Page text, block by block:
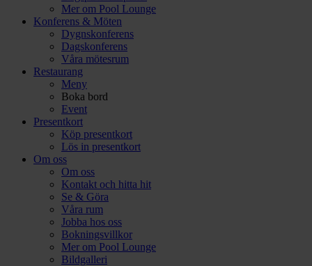
Mer om Pool Lounge
Konferens & Möten
Dygnskonferens
Dagskonferens
Våra mötesrum
Restaurang
Meny
Boka bord
Event
Presentkort
Köp presentkort
Lös in presentkort
Om oss
Om oss
Kontakt och hitta hit
Se & Göra
Våra rum
Jobba hos oss
Bokningsvillkor
Mer om Pool Lounge
Bildgalleri